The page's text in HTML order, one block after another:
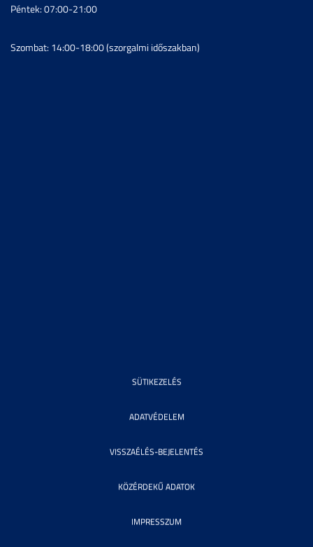
Péntek: 07:00-21:00
Szombat: 14:00-18:00 (szorgalmi időszakban)
SÜTIKEZELÉS
ADATVÉDELEM
VISSZAÉLÉS-BEJELENTÉS
KÖZÉRDEKŰ ADATOK
IMPRESSZUM